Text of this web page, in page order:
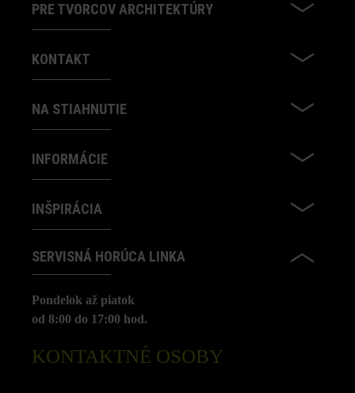
PRE TVORCOV ARCHITEKTÚRY
KONTAKT
NA STIAHNUTIE
INFORMÁCIE
INŠPIRÁCIA
SERVISNÁ HORÚCA LINKA
Pondelok až piatok
od 8:00 do 17:00 hod.
KONTAKTNÉ OSOBY